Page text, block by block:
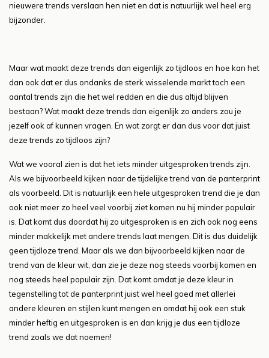
nieuwere trends verslaan hen niet en dat is natuurlijk wel heel erg
bijzonder.
Maar wat maakt deze trends dan eigenlijk zo tijdloos en hoe kan het
dan ook dat er dus ondanks de sterk wisselende markt toch een
aantal trends zijn die het wel redden en die dus altijd blijven
bestaan? Wat maakt deze trends dan eigenlijk zo anders zou je
jezelf ook af kunnen vragen. En wat zorgt er dan dus voor dat juist
deze trends zo tijdloos zijn?
Wat we vooral zien is dat het iets minder uitgesproken trends zijn.
Als we bijvoorbeeld kijken naar de tijdelijke trend van de panterprint
als voorbeeld. Dit is natuurlijk een hele uitgesproken trend die je dan
ook niet meer zo heel veel voorbij ziet komen nu hij minder populair
is. Dat komt dus doordat hij zo uitgesproken is en zich ook nog eens
minder makkelijk met andere trends laat mengen. Dit is dus duidelijk
geen tijdloze trend. Maar als we dan bijvoorbeeld kijken naar de
trend van de kleur wit, dan zie je deze nog steeds voorbij komen en
nog steeds heel populair zijn. Dat komt omdat je deze kleur in
tegenstelling tot de panterprint juist wel heel goed met allerlei
andere kleuren en stijlen kunt mengen en omdat hij ook een stuk
minder heftig en uitgesproken is en dan krijg je dus een tijdloze
trend zoals we dat noemen!